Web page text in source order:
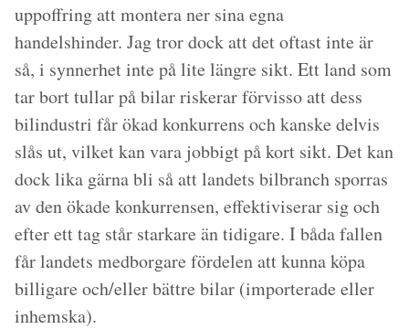
uppoffring att montera ner sina egna
handelshinder. Jag tror dock att det oftast inte är
så, i synnerhet inte på lite längre sikt. Ett land som
tar bort tullar på bilar riskerar förvisso att dess
bilindustri får ökad konkurrens och kanske delvis
slås ut, vilket kan vara jobbigt på kort sikt. Det kan
dock lika gärna bli så att landets bilbranch sporras
av den ökade konkurrensen, effektiviserar sig och
efter ett tag står starkare än tidigare. I båda fallen
får landets medborgare fördelen att kunna köpa
billigare och/eller bättre bilar (importerade eller
inhemska).